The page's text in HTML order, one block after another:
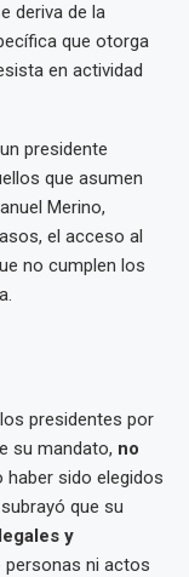
deriva de la
que otorga
en actividad
presidente
que asumen
Merino,
el acceso al
no cumplen los
presidentes por
su mandato, no
haber sido elegidos
que su
legales y
personas ni actos